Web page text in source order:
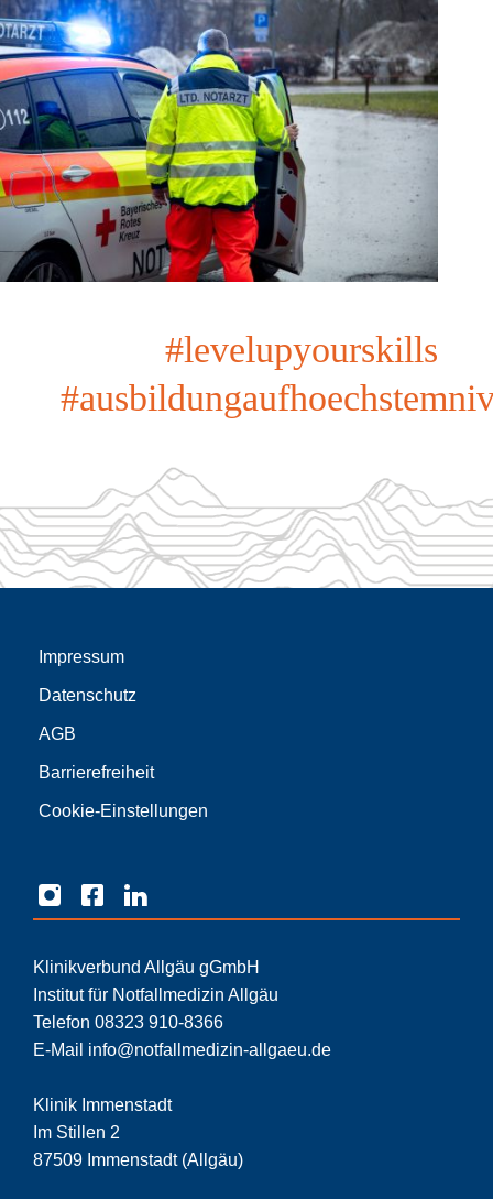
#levelupyourskills
Impressum
Datenschutz
AGB
Barrierefreiheit
Cookie-Einstellungen
Klinikverbund Allgäu gGmbH
Institut für Notfallmedizin Allgäu
Telefon 08323 910-8366
E-Mail info@notfallmedizin-allgaeu.de
Klinik Immenstadt
Im Stillen 2
87509 Immenstadt (Allgäu)